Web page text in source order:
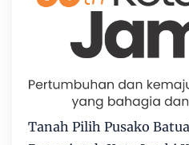
Tanah Pilih Pusako